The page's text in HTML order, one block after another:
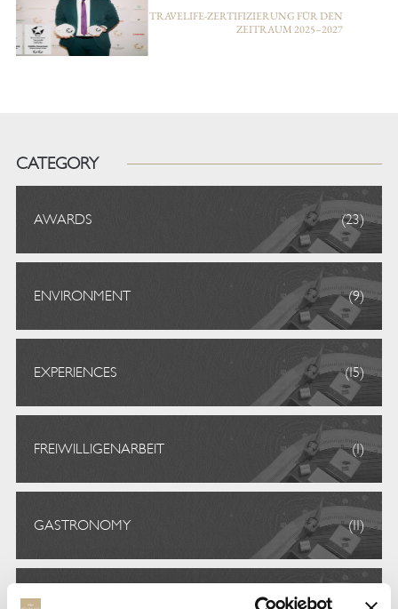
TRAVELIFE-ZERTIFIZIERUNG FÜR DEN
ZEITRAUM 2025–2027
CATEGORY
AWARDS (23)
ENVIRONMENT (9)
EXPERIENCES (15)
FREIWILLIGENARBEIT (1)
GASTRONOMY (11)
STAY